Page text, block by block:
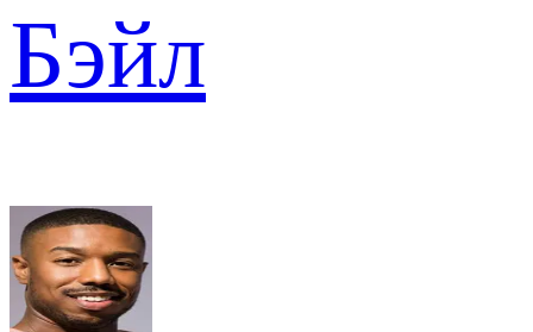
Бэйл